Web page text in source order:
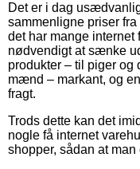
Det er i dag
sammenligne priser
det har mange internet
nødvendigt at sænke
produkter – til piger og
mænd – markant, og
fragt.
Trods dette kan det
nogle få internet
shopper, sådan at